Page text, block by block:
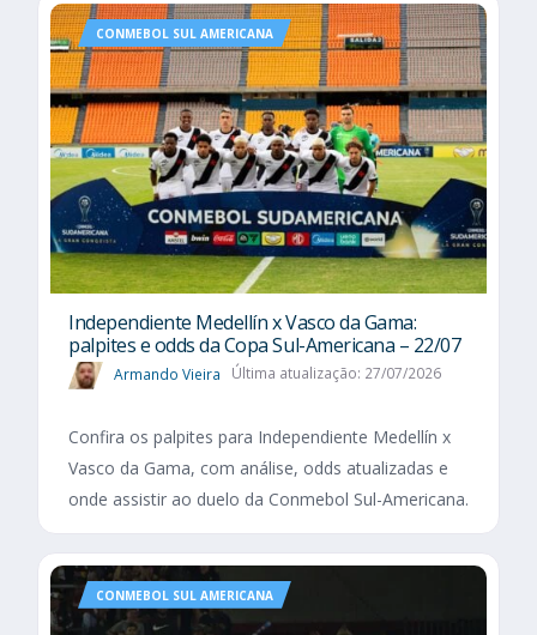
CONMEBOL SUL AMERICANA
Independiente Medellín x Vasco da Gama:
palpites e odds da Copa Sul-Americana – 22/07
Armando Vieira Última atualização: 27/07/2026
Confira os palpites para Independiente Medellín x
Vasco da Gama, com análise, odds atualizadas e
onde assistir ao duelo da Conmebol Sul-Americana.
CONMEBOL SUL AMERICANA